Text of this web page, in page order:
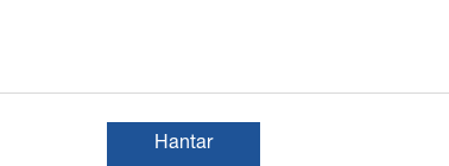
Hantar